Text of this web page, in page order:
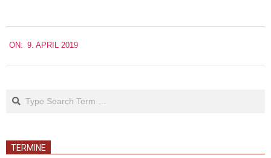
04-
09
ON: 9. APRIL 2019
TERMINE